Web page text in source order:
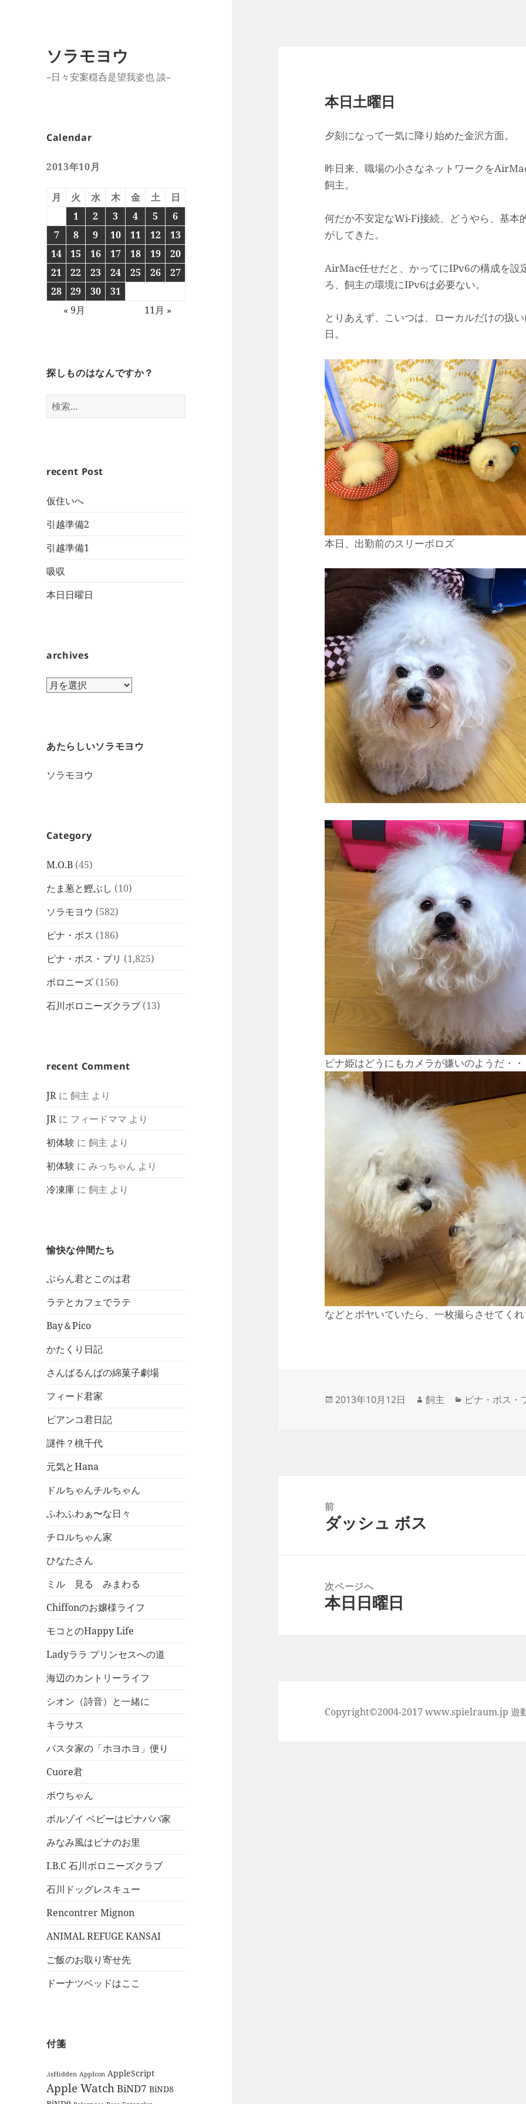
ソラモヨウ
–日々安案穏呑是望我姿也 談–
Calendar
2013年10月
月 火 水 木 金 土
日
1
2 3 4 5
6
7
8 9 10 11 12
13
14
15 16 17 18 19
20
21
22 23 24 25 26
27
28
29 30
31
« 9月
11月 »
探しものはなんですか？
検
索:
recent Post
仮住いへ
引越準備2
引越準備1
吸収
本日日曜日
archives
archives
あたらしいソラモヨウ
ソラモヨウ
Category
M.O.B (45)
たま葱と鰹ぶし (10)
ソラモヨウ (582)
ピナ・ボス (186)
ピナ・ボス・プリ (1,825)
ボロニーズ (156)
石川ボロニーズクラブ (13)
recent Comment
JR に飼主 より
JR に フィードママ より
初体験 に飼主 より
初体験 にみっちゃん より
冷凍庫 に飼主 より
愉快な仲間たち
ぶらん君とこのは君
ラテとカフェでラテ
Bay＆Pico
かたくり日記
さんばるんばの綿菓子劇場
フィード君家
ビアンコ君日記
謎件？桃千代
元気とHana
ドルちゃんチルちゃん
ふわふわぁ〜な日々
チロルちゃん家
ひなたさん
ミル 見る みまわる
Chiffonのお嬢様ライフ
モコとのHappy Life
Ladyララ プリンセスへの道
海辺のカントリーライフ
シオン（詩音）と一緒に
キラサス
パスタ家の「ホヨホヨ」便り
Cuore君
ボウちゃん
ボルゾイ ベビーはピナパパ家
みなみ風はピナのお里
I.B.C 石川ボロニーズクラブ
石川ドッグレスキュー
Rencontrer Mignon
ANIMAL REFUGE KANSAI
ご飯のお取り寄せ先
ドーナツベッドはここ
付箋
.isHidden AppIcon AppleScript
Apple Watch BiND7 BiND8
本日土曜日
夕刻になって一気に降り始めた金沢方面。
昨日来、職場の小さなネットワークを
飼主。
何だか不安定なWi-Fi接続、どうやら、基本
がしてきた。
AirMac任せだと、かってにIPv6の構成を設
ろ、飼主の環境にIPv6は必要ない。
とりあえず、こいつは、ローカルだけの扱
日。
本日、出勤前のスリーボロズ
ピナ姫はどうにもカメラが嫌いのようだ・
などとボヤいていたら、一枚撮らさせてく
投
2013年10月12日
作
飼主
カ
ピナ・ボス・
前
前
ダッシュ ボス
次ページへ
次
本日日曜日
Copyright©2004-2017 www.spielraum.jp 遊